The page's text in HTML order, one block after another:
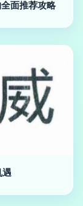
面推荐攻略
遇